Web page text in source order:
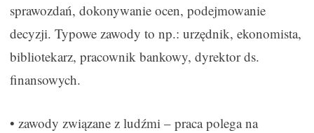
sprawozdań, dokonywanie ocen, podejmowanie
decyzji. Typowe zawody to np.: urzędnik, ekonomista,
bibliotekarz, pracownik bankowy, dyrektor ds.
finansowych.
• zawody związane z ludźmi – praca polega na